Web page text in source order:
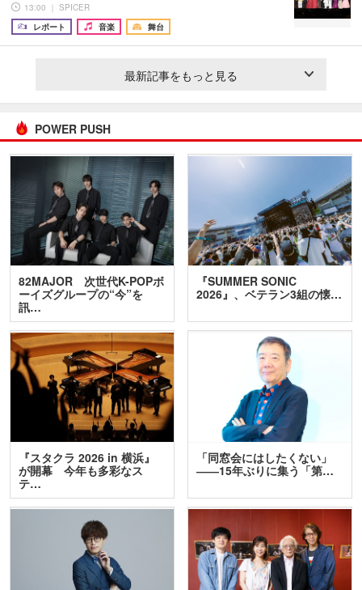
13:00 ｜ SPICER
レポート
音楽 舞台
最新記事をもっと見る
POWER PUSH
82MAJOR 次世代K-POPボ
ーイズグループの“今”を
訊…
『SUMMER SONIC
2026』、ベテラン3組の懐…
『スタクラ 2026 in 横浜』
が開幕 今年も多彩なス
テ…
「同窓会にはしたくない」
――15年ぶりに集う「第…